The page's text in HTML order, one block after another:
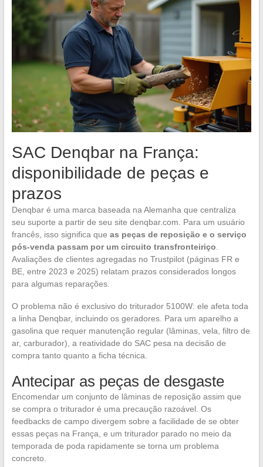
SAC Denqbar na França:
disponibilidade de peças e
prazos
Denqbar é uma marca baseada na Alemanha que centraliza
seu suporte a partir de seu site denqbar.com. Para um usuário
francês, isso significa que as peças de reposição e o serviço
pós-venda passam por um circuito transfronteiriço.
Avaliações de clientes agregadas no Trustpilot (páginas FR e
BE, entre 2023 e 2025) relatam prazos considerados longos
para algumas reparações.
O problema não é exclusivo do triturador 5100W: ele afeta toda
a linha Denqbar, incluindo os geradores. Para um aparelho a
gasolina que requer manutenção regular (lâminas, vela, filtro de
ar, carburador), a reatividade do SAC pesa na decisão de
compra tanto quanto a ficha técnica.
Antecipar as peças de desgaste
Encomendar um conjunto de lâminas de reposição assim que
se compra o triturador é uma precaução razoável. Os
feedbacks de campo divergem sobre a facilidade de se obter
essas peças na França, e um triturador parado no meio da
temporada de poda rapidamente se torna um problema
concreto.